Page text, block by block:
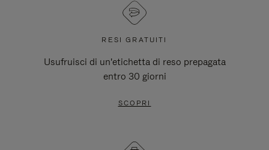
RESI GRATUITI
Usufruisci di un'etichetta di reso prepagata
entro 30 giorni
SCOPRI